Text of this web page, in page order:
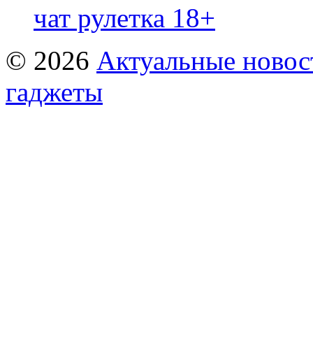
чат рулетка 18+
© 2026 Актуальные
гаджеты